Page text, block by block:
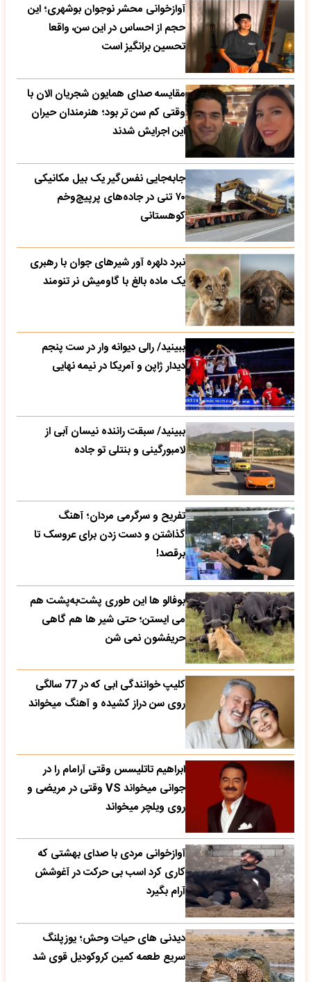
آوازخوانی محشر نوجوان بوشهری؛ این
حجم از احساس در این سن، واقعا
تحسین‌ برانگیز است
مقایسه صدای همایون شجریان الان با
وقتی کم سن تر بود؛ هنرمندان حیران
این اجرایش شدند
جابه‌جایی نفس‌گیر یک بیل مکانیکی
۷۰ تنی در جاده‌های پرپیچ‌وخم
کوهستانی
نبرد دلهره آور شیرهای جوان با رهبری
یک ماده بالغ با گاومیش نر تنومند
ببینید/ رالی دیوانه وار در ست پنجم
دیدار ژاپن و آمریکا در نیمه نهایی
ببینید/ سبقت راننده نیسان آبی از
لامبورگینی و بنتلی تو جاده
تفریح و سرگرمی مردان؛ آهنگ
گذاشتن و دست زدن برای عروسک تا
برقصد!
بوفالو ها این‌ طوری پشت‌به‌پشت هم
می‌ ایستن؛ حتی شیر ها هم گاهی
حریفشون نمی‌ شن
کلیپ خوانندگی ابی که در 77 سالگی
روی سن دراز کشیده و آهنگ میخواند
ابراهیم تاتلیسس وقتی آرامام را در
جوانی میخواند VS وقتی در مریضی و
روی ویلچر میخواند
آوازخوانی مردی با صدای بهشتی که
کاری کرد اسب بی حرکت در آغوشش
آرام بگیرد
دیدنی های حیات وحش؛ یوزپلنگ
سریع طعمه کمین کروکودیل قوی شد